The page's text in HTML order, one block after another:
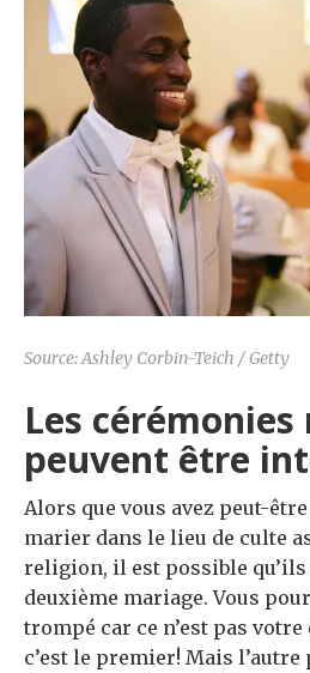
Source: Ashley Corbin-Teich / Getty
Les
peuvent être
Alors que vous avez peut-
marier dans le lieu de culte
religion, il est possible qu’ils
deuxième mariage. Vous
trompé car ce n’est pas
c’est le premier! Mais